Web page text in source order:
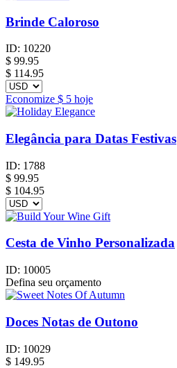
Brinde Caloroso
ID: 10220
$ 99.95
$ 114.95
Economize $ 5 hoje
Elegância para Datas Festivas
ID: 1788
$ 99.95
$ 104.95
Cesta de Vinho Personalizada
ID: 10005
Defina seu orçamento
Doces Notas de Outono
ID: 10029
$ 149.95